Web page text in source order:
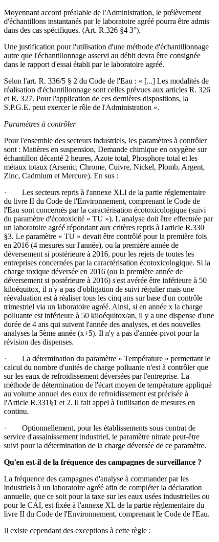
Moyennant accord préalable de l'Administration, le prélèvement
d'échantillons instantanés par le laboratoire agréé pourra être admis
dans des cas spécifiques. (Art. R.326 §4 3°).
Une justification pour l'utilisation d'une méthode d'échantillonnage
autre que l'échantillonnage asservi au débit devra être consignée
dans le rapport d'essai établi par le laboratoire agréé.
Selon l'art. R. 336/5 § 2 du Code de l'Eau : « [...] Les modalités de
réalisation d'échantillonnage sont celles prévues aux articles R. 326
et R. 327. Pour l'application de ces dernières dispositions, la
S.P.G.E. peut exercer le rôle de l'Administration ».
Paramètres à contrôler
Pour l'ensemble des secteurs industriels, les paramètres à contrôler
sont : Matières en suspension, Demande chimique en oxygène sur
échantillon décanté 2 heures, Azote total, Phosphore total et les
métaux totaux (Arsenic, Chrome, Cuivre, Nickel, Plomb, Argent,
Zinc, Cadmium et Mercure). En sus :
· Les secteurs repris à l'annexe XLI de la partie réglementaire
du livre II du Code de l'Environnement, comprenant le Code de
l'Eau sont concernés par la caractérisation écotoxicologique (suivi
du paramètre d'écotoxicité « TU »). L'analyse doit être effectuée par
un laboratoire agréé répondant aux critères repris à l'article R.330
§3. Le paramètre « TU » devait être contrôlé pour la première fois
en 2016 (4 mesures sur l'année), ou la première année de
déversement si postérieure à 2016, pour les rejets de toutes les
entreprises concernées par la caractérisation écotoxicologique. Si la
charge toxique déversée en 2016 (ou la première année de
déversement si postérieure à 2016) s'est avérée être inférieure à 50
kiloéquitox, il n'y a pas d'obligation de suivi régulier mais une
réévaluation est à réaliser tous les cinq ans sur base d'un contrôle
trimestriel via un laboratoire agréé. Ainsi, si en année x la charge
polluante est inférieure à 50 kiloéquitox/an, il y a une dispense d'une
durée de 4 ans qui suivent l'année des analyses, et des nouvelles
analyses la 5ème année (x+5). Il n'y a pas d'année-pivot pour la
révision des dispenses.
· La détermination du paramètre « Température » permettant le
calcul du nombre d'unités de charge polluante n'est à contrôler que
sur les eaux de refroidissement déversées par l'entreprise. La
méthode de détermination de l'écart moyen de température appliqué
au volume annuel des eaux de refroidissement est précisée à
l'Article R.331§1 et 2. Il fait appel à l'utilisation de mesures en
continu.
· Optionnellement, pour les établissements sous contrat de
service d'assainissement industriel, le paramètre nitrate peut-être
suivi pour la détermination de la charge déversée de ce paramètre.
Qu'en est-il de la fréquence des campagnes de surveillance ?
La fréquence des campagnes d'analyse à commander par les
industriels à un laboratoire agréé afin de compléter la déclaration
annuelle, que ce soit pour la taxe sur les eaux usées industrielles ou
pour le CAI, est fixée à l'annexe XL de la partie réglementaire du
livre II du Code de l'Environnement, comprenant le Code de l'Eau.
Il existe cependant des exceptions à cette règle :